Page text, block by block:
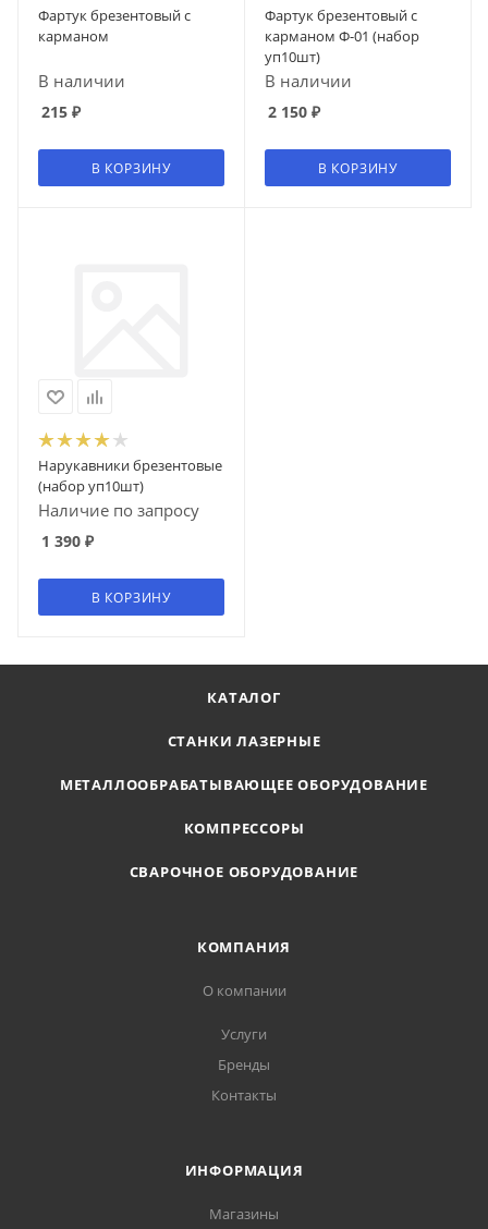
Фартук брезентовый с
карманом
В наличии
215 ₽
В КОРЗИНУ
Фартук брезентовый с
карманом Ф-01 (набор
уп10шт)
В наличии
2 150 ₽
В КОРЗИНУ
Нарукавники брезентовые
(набор уп10шт)
Наличие по запросу
1 390 ₽
В КОРЗИНУ
КАТАЛОГ
СТАНКИ ЛАЗЕРНЫЕ
МЕТАЛЛООБРАБАТЫВАЮЩЕЕ ОБОРУДОВАНИЕ
КОМПРЕССОРЫ
СВАРОЧНОЕ ОБОРУДОВАНИЕ
КОМПАНИЯ
О компании
Услуги
Бренды
Контакты
ИНФОРМАЦИЯ
Магазины